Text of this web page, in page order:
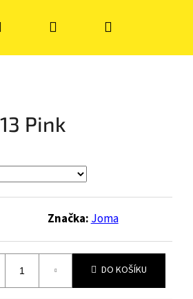
Doplňky k obuvi
Hledat PřihlášeníNákupní
Pink
Značka:Joma
DO KOŠÍKU